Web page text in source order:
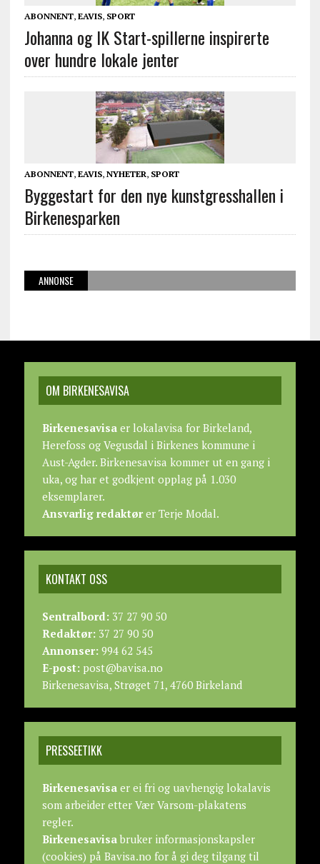
ABONNENT, EAVIS, SPORT
Johanna og IK Start-spillerne inspirerte
over hundre lokale jenter
ABONNENT, EAVIS, NYHETER, SPORT
Byggestart for den nye kunstgresshallen i
Birkenesparken
ANNONSE
OM BIRKENESAVISA
Birkenesavisaer lokalavisa for Birkeland,
Herefoss og Vegusdal i Birkenes kommune i
Aust-Agder. Birkenesavisa kommer ut en gang i
uka, og har et godkjent opplag på 1.030
eksemplarer.
Ansvarlig redaktører Terje Modal.
KONTAKT OSS
Sentralbord:37 27 90 50
Redaktør:37 27 90 50
Annonser:994 62 545
E-post:post@bavisa.no
Birkenesavisa, Strøget 71, 4760 Birkeland
PRESSEETIKK
Birkenesavisaer ei fri og uavhengig lokalavis
som arbeider etter Vær Varsom-plakatens
regler.
Birkenesavisabruker informasjonskapsler
(cookies) på Bavisa.no for å gi deg tilgang til